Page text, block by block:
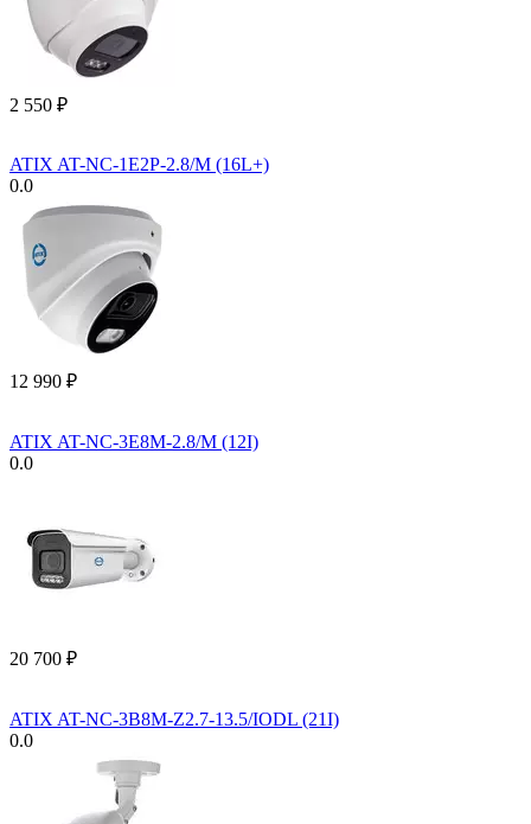
2 550 ₽
ATIX AT-NC-1E2P-2.8/M (16L+)
0.0
12 990 ₽
ATIX AT-NC-3E8M-2.8/M (12I)
0.0
20 700 ₽
ATIX AT-NC-3B8M-Z2.7-13.5/IODL (21I)
0.0